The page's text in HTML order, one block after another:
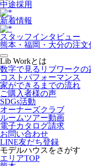
中途採用
新着情報
スタッフインタビュー
熊本・福岡・大分の注
Lib Workとは
数字で見るリブワークの
コストパフォーマンス
家ができるまでの流れ
ご購入者様の声
SDGs活動
オーナーズクラブ
ルームツアー動画
電子カタログ請求
お問い合わせ
LINE友だち登録
モデルハウスをさがす
エリアTOP